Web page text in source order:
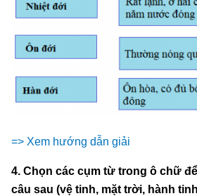
=> Xem hướng dẫn giải
4. Chọn các cụm từ trong ô chữ
câu sau (vệ tinh, mặt trời, hành